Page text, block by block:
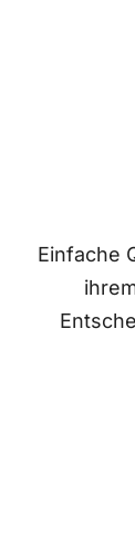
Einfache